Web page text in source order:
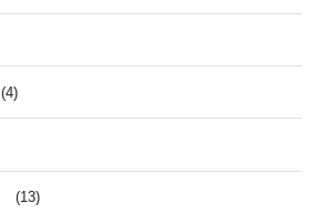
(4)
(13)